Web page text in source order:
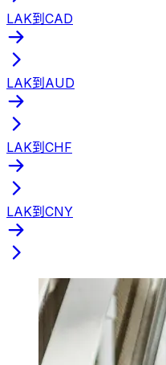
LAK到CAD
LAK到AUD
LAK到CHF
LAK到CNY